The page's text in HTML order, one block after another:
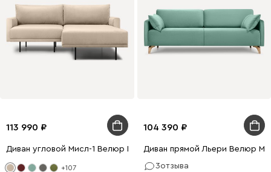
113 990
Диван угловой Мисл-1 Велюр Бежевый
+107
104 390
Диван прямой Льери Велюр
3отзыва